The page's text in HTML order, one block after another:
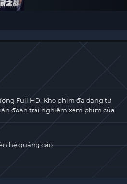
Full HD. Kho phim đa dạng từ
đoạn trải nghiệm xem phim của
hệ quảng cáo